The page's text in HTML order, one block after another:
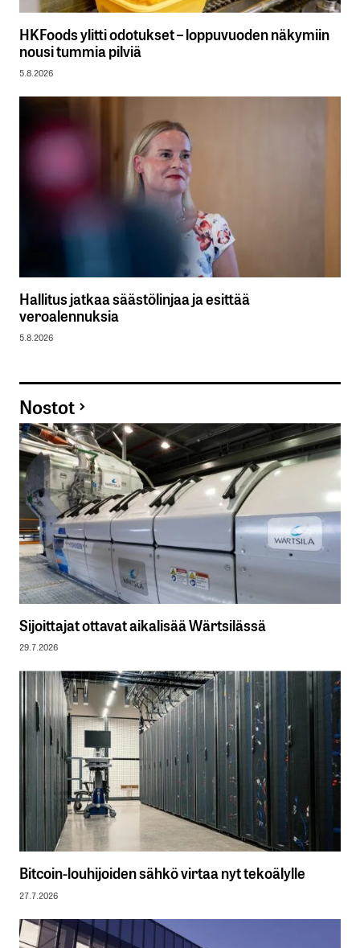
HKFoods ylitti odotukset – loppuvuoden näkymiin
nousi tummia pilviä
5.8.2026
Hallitus jatkaa säästölinjaa ja esittää
veroalennuksia
5.8.2026
Nostot
Sijoittajat ottavat aikalisää Wärtsilässä
29.7.2026
Bitcoin-louhijoiden sähkö virtaa nyt tekoälylle
27.7.2026